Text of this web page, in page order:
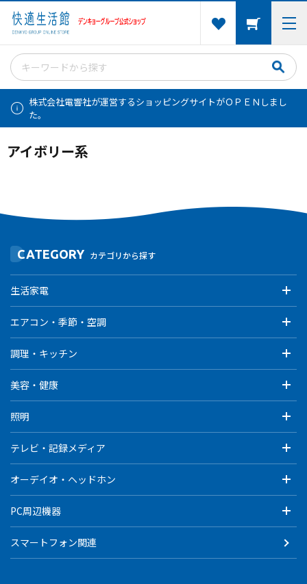
株式会社電響社が運営するショッピングサイトがＯＰＥＮしまし
た。
アイボリー系
CATEGORY カテゴリから探す
生活家電
エアコン・季節・空調
調理・キッチン
美容・健康
照明
テレビ・記録メディア
オーデイオ・ヘッドホン
PC周辺機器
スマートフォン関連